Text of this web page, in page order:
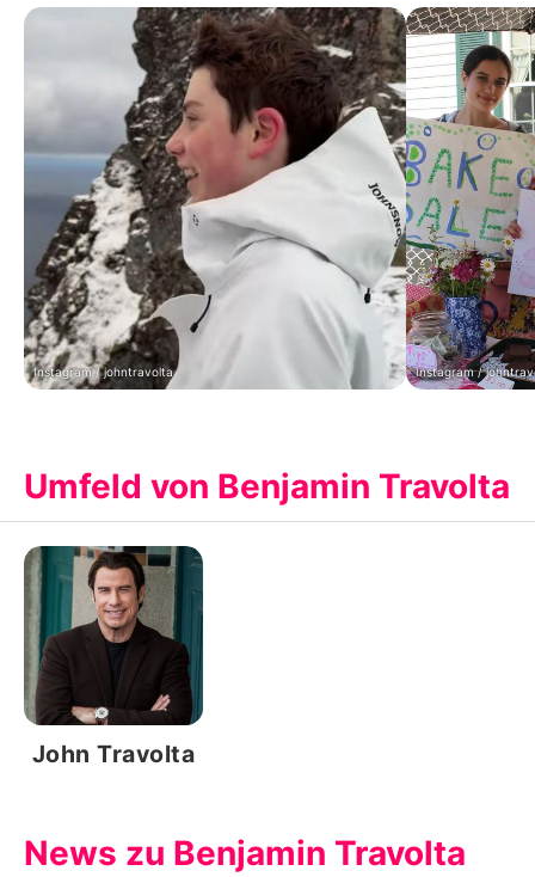
Instagram / johntravolta Instagram /
Umfeld von Benjamin Travolta
John Travolta
News zu Benjamin Travolta